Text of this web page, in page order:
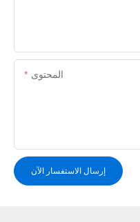
المحتوى
إرسال الاستفسار الآن